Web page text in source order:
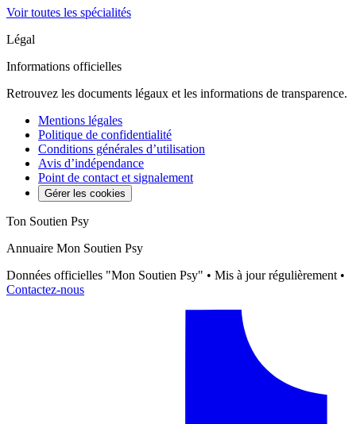
Voir toutes les spécialités
Légal
Informations officielles
Retrouvez les documents légaux et les informations de transparence.
Mentions légales
Politique de confidentialité
Conditions générales d’utilisation
Avis d’indépendance
Point de contact et signalement
Gérer les cookies
Ton Soutien Psy
Annuaire Mon Soutien Psy
Données officielles "Mon Soutien Psy" • Mis à jour régulièrement •
Contactez-nous